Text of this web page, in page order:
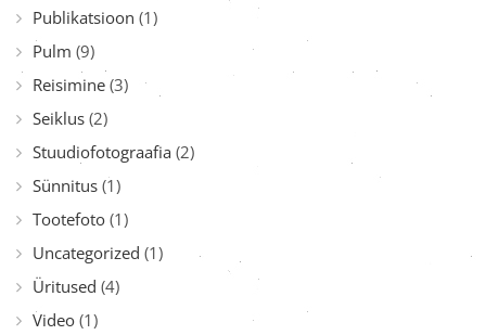
Publikatsioon (1)
Pulm (9)
Reisimine (3)
Seiklus (2)
Stuudiofotograafia (2)
Sünnitus (1)
Tootefoto (1)
Uncategorized (1)
Üritused (4)
Video (1)